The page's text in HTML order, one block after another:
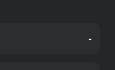
-